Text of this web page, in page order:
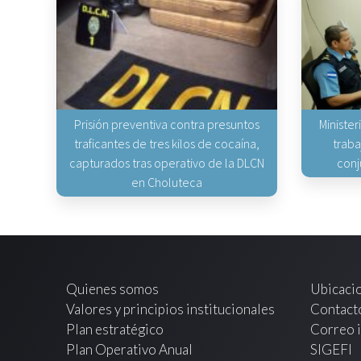
Prisión preventiva contra presuntos
traficantes de tres kilos de cocaína,
capturados tras operativo de la DLCN
en Choluteca
Quienes somos
Valores y principios institucionales
Plan estratégico
Plan Operativo Anual
Correo
SIGEFI